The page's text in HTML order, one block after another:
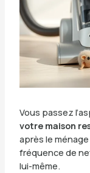
Vous passez
votre maison
après le
fréquence de
lui-même.